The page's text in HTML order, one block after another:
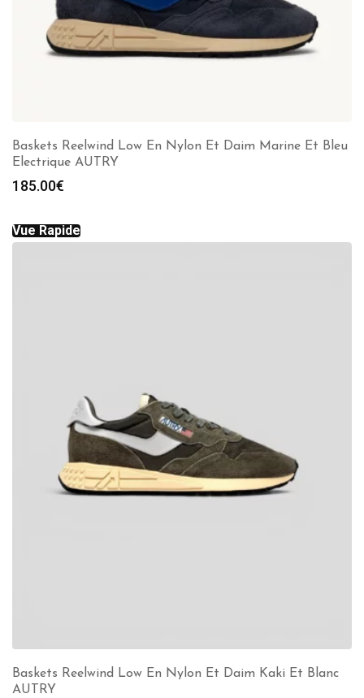
Baskets Reelwind Low En Nylon Et Daim Marine Et Bleu
Electrique AUTRY
185.00€
Vue Rapide
Baskets Reelwind Low En Nylon Et Daim Kaki Et Blanc
AUTRY